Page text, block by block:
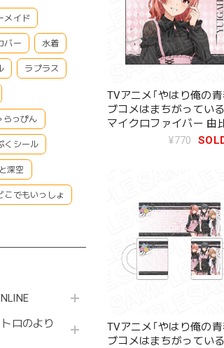
メイド
バー 水着
ラプラス
らっぴん
くシール
深空
こでもいっしょ
ロのより
TVアニメ｢やはり俺の青
ブコメはまちがってい
マイクロファイバー 由
結衣 サブカルファッシ
¥770
TVアニメ｢やはり俺の青
ブコメはまちがってい